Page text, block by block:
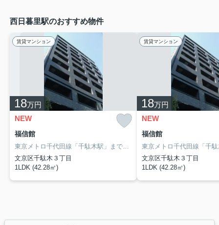
西日暮里駅のおすすめ物件
賃貸マンション
18万円
NEW
福信館
文京区千駄木３丁目
1LDK (42.28㎡)
賃貸マンション
18万円
NEW
福信館
文京区千駄木３丁目
1LDK (42.28㎡)